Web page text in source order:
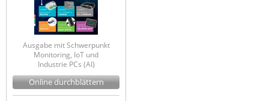
Ausgabe mit Schwerpunkt
Monitoring, IoT und
Industrie PCs (AI)
Online durchblättern